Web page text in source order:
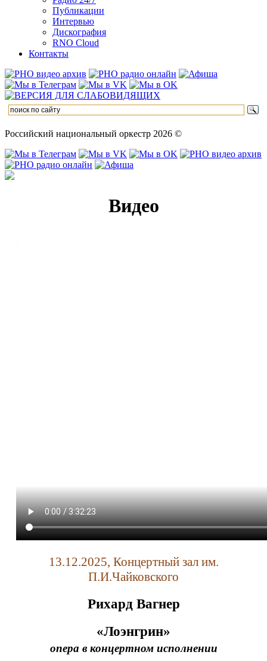
Публикации
Интервью
Дискография
RNO Cloud
Контакты
Российский национальный оркестр 2026 ©
Видео
13.12.2025, Концертный зал им.
П.И.Чайковского
Рихард Вагнер
«Лоэнгрин»
опера в концертном исполнении